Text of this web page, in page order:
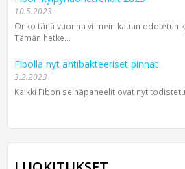
10.5.2023
Onko tänä vuonna viimein kauan odotetun
Tämän hetke...
Fibolla nyt antibakteeriset pinnat
3.2.2023
Kaikki Fibon seinäpaneelit ovat nyt